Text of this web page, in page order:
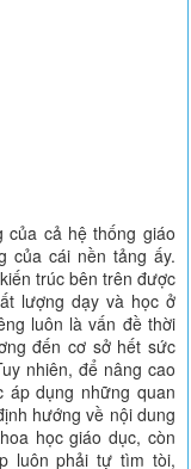
của cả hệ thống giáo
của cái nền tảng ấy.
trúc bên trên được
lượng dạy và học ở
luôn là vấn đề thời
đến cơ sở hết sức
nhiên, để nâng cao
áp dụng những quan
hướng về nội dung
học giáo dục, còn
luôn phải tự tìm tòi,